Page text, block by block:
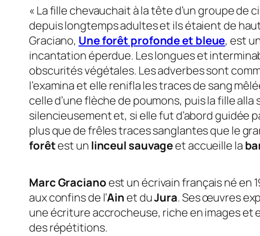
« La fille chevauchait à la tête d’un groupe
depuis longtemps adultes et ils étaient de
Graciano, Une forêt profonde et bleue, est
incantation éperdue. Les longues et
obscurités végétales. Les adverbes sont
l’examina et elle renifla les traces de sang
celle d’une flèche de poumons, puis la fille
silencieusement et, si elle fut d’abord guidée
plus que de frêles traces sanglantes que le
forêtest un linceul sauvageet accueille la
Marc Graciano est un écrivain français né en
aux confins de l’Ain et duJura. Ses œuvres
une écriture accrocheuse, riche en images et
des répétitions.